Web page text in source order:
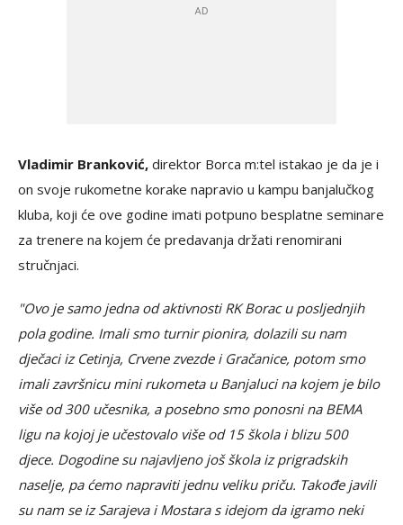
Vladimir Branković, direktor Borca m:tel istakao je da je i
on svoje rukometne korake napravio u kampu banjalučkog
kluba, koji će ove godine imati potpuno besplatne seminare
za trenere na kojem će predavanja držati renomirani
stručnjaci.
"Ovo je samo jedna od aktivnosti RK Borac u posljednjih
pola godine. Imali smo turnir pionira, dolazili su nam
dječaci iz Cetinja, Crvene zvezde i Gračanice, potom smo
imali završnicu mini rukometa u Banjaluci na kojem je bilo
više od 300 učesnika, a posebno smo ponosni na BEMA
ligu na kojoj je učestovalo više od 15 škola i blizu 500
djece. Dogodine su najavljeno još škola iz prigradskih
naselje, pa ćemo napraviti jednu veliku priču. Takođe javili
su nam se iz Sarajeva i Mostara s idejom da igramo neki